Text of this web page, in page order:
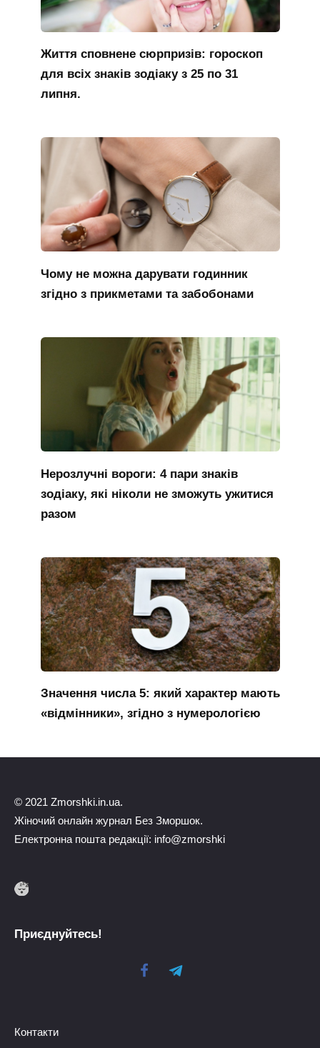
Життя сповнене сюрпризів: гороскоп
для всіх знаків зодіаку з 25 по 31
липня.
Чому не можна дарувати годинник
згідно з прикметами та забобонами
Нерозлучні вороги: 4 пари знаків
зодіаку, які ніколи не зможуть ужитися
разом
Значення числа 5: який характер мають
«відмінники», згідно з нумерологією
© 2021 Zmorshki.in.ua.
Жіночий онлайн журнал Без Зморшок.
Електронна пошта редакції: info@zmorshki
Приєднуйтесь!
Контакти